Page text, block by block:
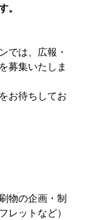
。
では、広報・
募集いたしま
お待ちしてお
物の企画・制
レットなど）